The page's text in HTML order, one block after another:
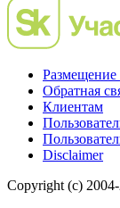
Обратная
Клиентам
Disclaimer
Copyright (c)